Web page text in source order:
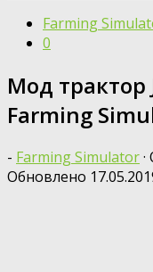
Farming
0
Мод трактор
Farming
- Farming Simulator
Обновлено